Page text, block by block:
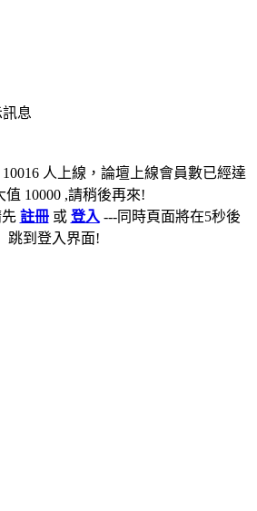
息
人上線，論壇上線會員數已經達
值 10000 ,請稍後再來!
註冊或 登入 ---同時頁面將在5秒後
跳到登入界面!